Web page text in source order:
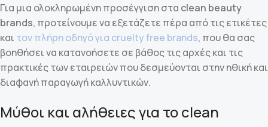
Για μια ολοκληρωμένη προσέγγιση στα clean beauty
brands, προτείνουμε να εξετάζετε πέρα από τις ετικέτες
και τον πλήρη οδηγό για cruelty free brands, που θα σας
βοηθήσει να κατανοήσετε σε βάθος τις αρχές και τις
πρακτικές των εταιρειών που δεσμεύονται στην ηθική και
διαφανή παραγωγή καλλυντικών.
Μύθοι και αλήθειες για το clean